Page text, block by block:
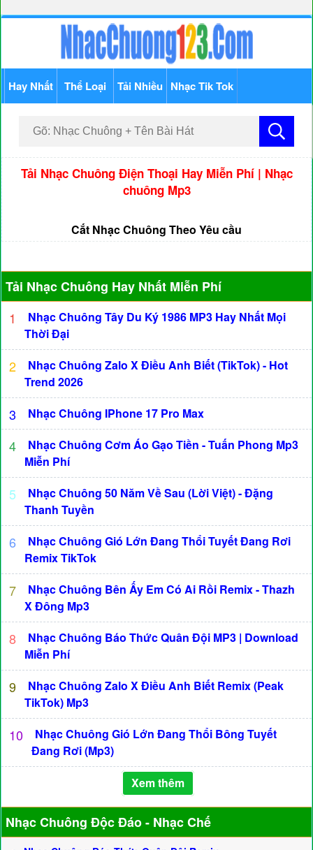
Hay Nhất Thể Loại Tải Nhiều Nhạc Tik Tok
Tải Nhạc Chuông Điện Thoại Hay Miễn Phí | Nhạc
chuông Mp3
Cắt Nhạc Chuông Theo Yêu cầu
Tải Nhạc Chuông Hay Nhất Miễn Phí
1
Nhạc Chuông Tây Du Ký 1986 MP3 Hay Nhất Mọi
Thời Đại
2
Nhạc Chuông Zalo X Điều Anh Biết (TikTok) - Hot
Trend 2026
3 Nhạc Chuông IPhone 17 Pro Max
4
Nhạc Chuông Cơm Áo Gạo Tiền - Tuấn Phong Mp3
Miễn Phí
5
Nhạc Chuông 50 Năm Về Sau (Lời Việt) - Đặng
Thanh Tuyền
6
Nhạc Chuông Gió Lớn Đang Thổi Tuyết Đang Rơi
Remix TikTok
7
Nhạc Chuông Bên Ấy Em Có Ai Rồi Remix - Thazh
X Đông Mp3
8
Nhạc Chuông Báo Thức Quân Đội MP3 | Download
Miễn Phí
9
Nhạc Chuông Zalo X Điều Anh Biết Remix (Peak
TikTok) Mp3
10
Nhạc Chuông Gió Lớn Đang Thổi Bông Tuyết
Đang Rơi (Mp3)
Xem thêm
Nhạc Chuông Độc Đáo - Nhạc Chế